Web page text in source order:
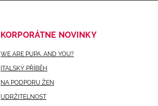
KORPORÁTNE NOVINKY
WE ARE PUPA. AND YOU?
ITALSKÝ PŘÍBĚH
NA PODPORU ŽEN
UDRŽITELNOST